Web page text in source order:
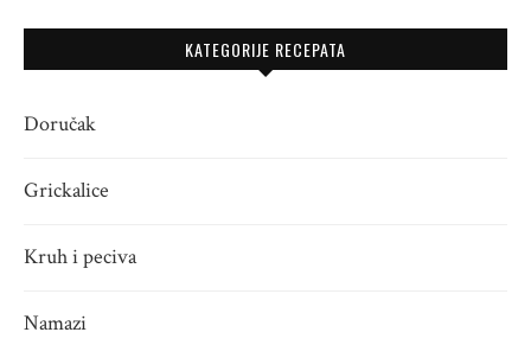
KATEGORIJE RECEPATA
Doručak
Grickalice
Kruh i peciva
Namazi